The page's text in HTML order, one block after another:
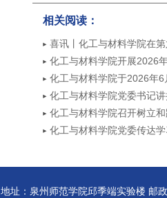
相关阅读：
喜讯丨化工与材料学院在
奖
化工与材料学院开展2026
动
化工与材料学院于2026年
化工与材料学院党委书记
化工与材料学院召开树立
学习中心组学习会
化工与材料学院党委传达
地址：泉州师范学院邱季端实验楼 邮